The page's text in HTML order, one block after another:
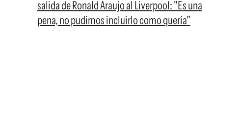
salida de Ronald Araujo al Liverpool: "Es una
pena, no pudimos incluirlo como quería"